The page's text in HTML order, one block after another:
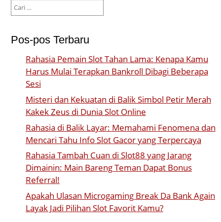
untuk:
Pos-pos Terbaru
Rahasia Pemain Slot Tahan Lama: Kenapa Kamu
Harus Mulai Terapkan Bankroll Dibagi Beberapa
Sesi
Misteri dan Kekuatan di Balik Simbol Petir Merah
Kakek Zeus di Dunia Slot Online
Rahasia di Balik Layar: Memahami Fenomena dan
Mencari Tahu Info Slot Gacor yang Terpercaya
Rahasia Tambah Cuan di Slot88 yang Jarang
Dimainin: Main Bareng Teman Dapat Bonus
Referral!
Apakah Ulasan Microgaming Break Da Bank Again
Layak Jadi Pilihan Slot Favorit Kamu?